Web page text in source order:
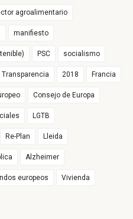
agroalimentario
manifiesto
PSC socialismo
Transparencia 2018 Francia
Consejo de Europa
LGTB
Re-Plan Lleida
Alzheimer
europeos Vivienda